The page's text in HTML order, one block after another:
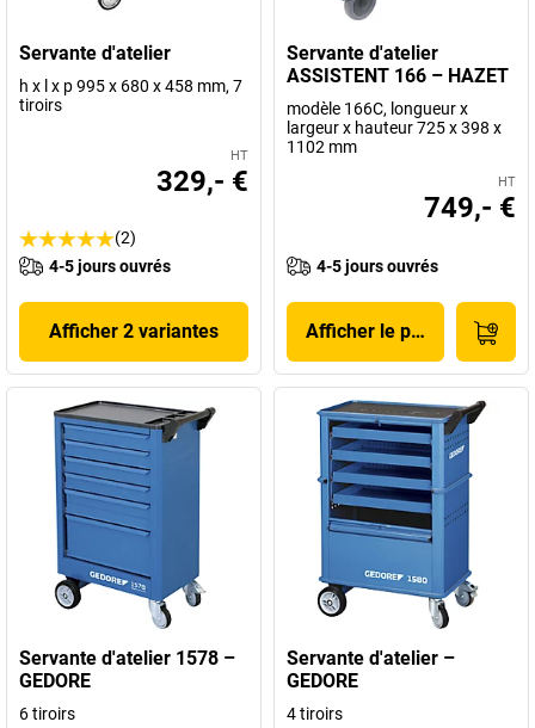
Servante d'atelier
h x l x p 995 x 680 x 458 mm, 7
tiroirs
HT
329,- €
(2)
4-5 jours ouvrés
Afficher 2 variantes
Servante d'atelier
ASSISTENT 166 – HAZET
modèle 166C, longueur x
largeur x hauteur 725 x 398 x
1102 mm
HT
749,- €
4-5 jours ouvrés
Afficher le produit
Servante d'atelier 1578 –
GEDORE
6 tiroirs
Servante d'atelier –
GEDORE
4 tiroirs